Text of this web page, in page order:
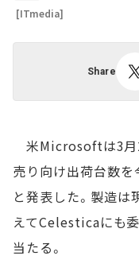
[ITmedia]
Share
米Microsoftは3月
売り向け出荷台数
と発表した。製造
えてCelesticaにも
当たる。